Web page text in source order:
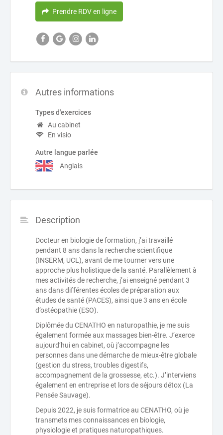
Prendre RDV en ligne
Autres informations
Types d'exercices
Au cabinet
En visio
Autre langue parlée
Anglais
Description
Docteur en biologie de formation, j’ai travaillé
pendant 8 ans dans la recherche scientifique
(INSERM, UCL), avant de me tourner vers une
approche plus holistique de la santé. Parallèlement à
mes activités de recherche, j’ai enseigné pendant 3
ans dans différentes écoles de préparation aux
études de santé (PACES), ainsi que 3 ans en école
d’ostéopathie (ESO).
Diplômée du CENATHO en naturopathie, je me suis
également formée aux massages bien-être. J’exerce
aujourd’hui en cabinet, où j’accompagne les
personnes dans une démarche de mieux-être globale
(gestion du stress, troubles digestifs,
accompagnement de la grossesse, etc.). J’interviens
également en entreprise et lors de séjours détox (La
Pensée Sauvage).
Depuis 2022, je suis formatrice au CENATHO, où je
transmets mes connaissances en biologie,
physiologie et pratiques naturopathiques.